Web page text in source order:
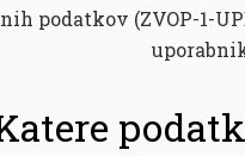
podatkov (ZVOP-1-